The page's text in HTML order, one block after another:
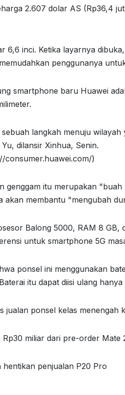
2.607 dolar AS (Rp36,4
6,6 inci. Ketika layarnya
penggunanya
smartphone baru Huawei
langkah menuju
dilansir Xinhua, Senin.
consumer.huawei.com/)
genggam itu merupakan
akan membantu "mengubah
Balong 5000, RAM 8
untuk smartphone 5G
ponsel ini menggunakan
itu dapat diisi ulang hanya
jualan ponsel kelas menengah
Rp30 miliar dari pre-order Mate
hentikan penjualan P20 Pro